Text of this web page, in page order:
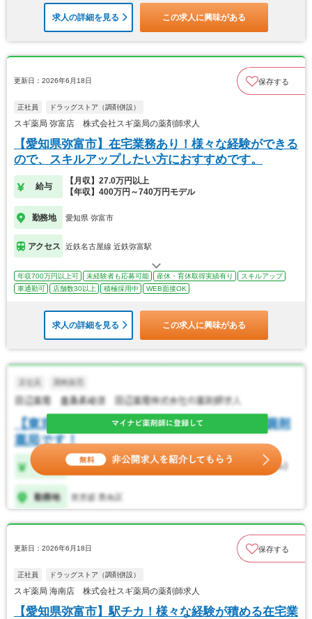
求人の詳細を見る この求人に興味がある
更新日：2026年6月18日 保存する
正社員 ドラッグストア（調剤併設）
スギ薬局 弥富店 株式会社スギ薬局の薬剤師求人
【愛知県弥富市】在宅業務あり！様々な経験ができる
ので、スキルアップしたい方におすすめです。
給与
【月収】27.0万円以上
【年収】400万円～740万円モデル
勤務地 愛知県 弥富市
アクセス 近鉄名古屋線 近鉄弥富駅
年収700万円以上可 未経験者も応募可能 産休・育休取得実績有り
スキルアップ
車通勤可
店舗数30以上 積極採用中 WEB面接OK
求人の詳細を見る この求人に興味がある
更新日：2026年6月18日 保存する
正社員 ドラッグストア（調剤併設）
スギ薬局 海南店 株式会社スギ薬局の薬剤師求人
【愛知県弥富市】駅チカ！様々な経験が積める在宅業